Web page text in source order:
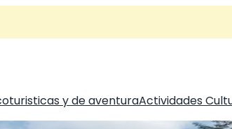
y de aventuraActividades